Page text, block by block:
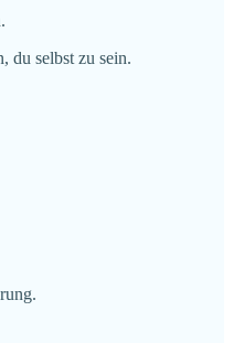
du selbst zu sein.